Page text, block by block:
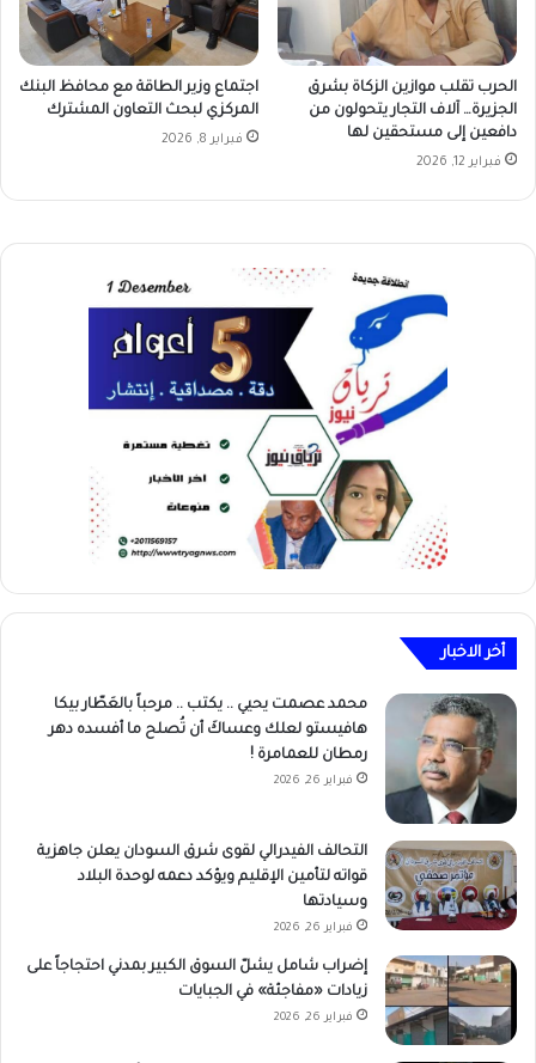
الحرب تقلب موازين الزكاة بشرق
الجزيرة… آلاف التجار يتحولون من
دافعين إلى مستحقين لها
فبراير 12, 2026
اجتماع وزير الطاقة مع محافظ البنك
المركزي لبحث التعاون المشترك
فبراير 8, 2026
أخر الاخبار
محمد عصمت يحيي .. يكتب .. مرحباً بالعَطّار بيكا
هافيستو لعلك وعساكَ أن تُصلح ما أفسده دهر
رمطان للعمامرة !
فبراير 26, 2026
التحالف الفيدرالي لقوى شرق السودان يعلن جاهزية
قواته لتأمين الإقليم ويؤكد دعمه لوحدة البلاد
وسيادتها
فبراير 26, 2026
إضراب شامل يشلّ السوق الكبير بمدني احتجاجاً على
زيادات «مفاجئة» في الجبايات
فبراير 26, 2026